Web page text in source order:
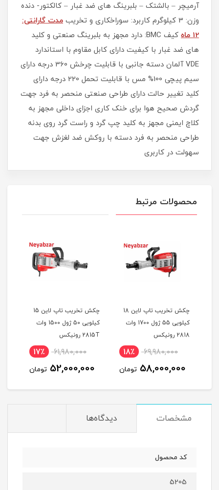
آرمیچر – بالشتک – بلبرینگ های ضد غبار – کالکتور- دنده
وزن: 3 کیلوگرم کاربرد: سوراخکاری و تخریب
مدت گارانتی:
12 ماه
کیف BMC: دارد مجهز به بلبرینگ صنعتی و کلید
های ضد غبار با کیفیت دارای کابل مقاوم با استاندارد
VDE آلمان دسته جانبی با قابلیت چرخش 360 درجه دارای
سیم پیچی 100% مس با قابلیت تحمل 220 درجه دارای
کلید تغییر حالت دارای طراحی صنعتی منحصر به فرد جهت
گردش صحیح هوا برای خنک کاری اجزای داخلی مجهز به
کلاچ ایمنی مجهز به کلید چپ گرد و راست گرد روی بدنه
طراحی منحصر به فرد دسته با روکش ضد لغزش جهت
سهولت در کاربری
محصولات مرتبط
چکش تخریب تاپ لاین 18
کیلویی 55 ژول 1700 وات
2818 رونیکس
69,980,000 18٪
58,000,000 تومان
چکش تخریب تاپ لاین 15
کیلویی 50 ژول 1500 وات
2815T رونیکس
61,980,000 17٪
52,000,000 تومان
مشخصات دیدگاه‌ها
کد محصول
5205